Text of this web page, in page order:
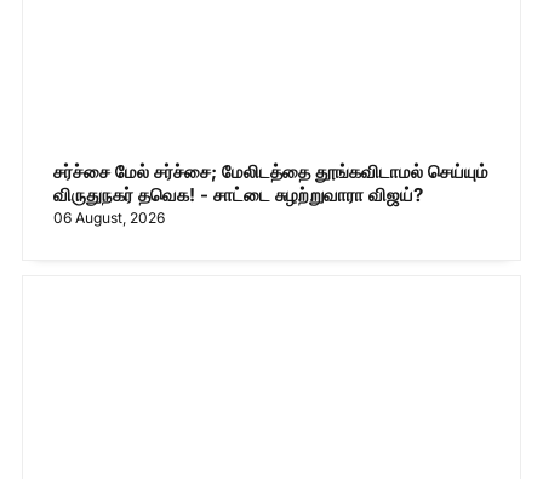
சர்ச்சை மேல் சர்ச்சை; மேலிடத்தை தூங்கவிடாமல் செய்யும்
விருதுநகர் தவெக! - சாட்டை சுழற்றுவாரா விஜய்?
06 August, 2026